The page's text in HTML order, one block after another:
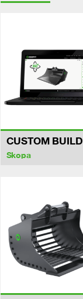
CUSTOM BUILD
Skopa